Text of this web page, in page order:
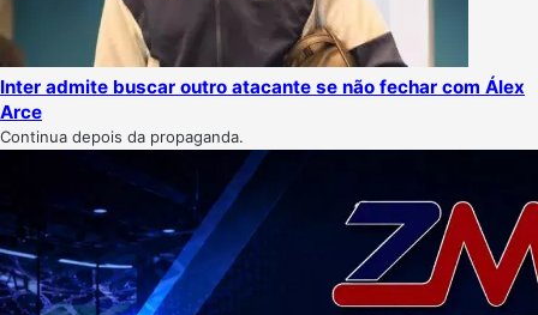
Inter admite buscar outro atacante se não fechar com Álex
Arce
Continua depois da propaganda.